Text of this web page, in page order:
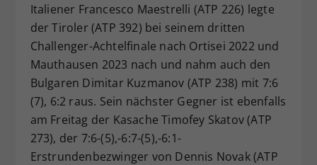
Italiener Francesco Maestrelli (ATP 226) legte
der Tiroler (ATP 392) bei seinem dritten
Challenger-Achtelfinale nach Ortisei 2022 und
Mauthausen 2023 nach und nahm auch den
Bulgaren Dimitar Kuzmanov (ATP 238) mit 7:6
(7), 6:2 raus. Sein nächster Gegner ist ebenfalls
am Freitag der Kasache Timofey Skatov (ATP
273), der 7:6-(5),-6:7-(5),-6:1-
Erstrundenbezwinger von Dennis Novak (ATP